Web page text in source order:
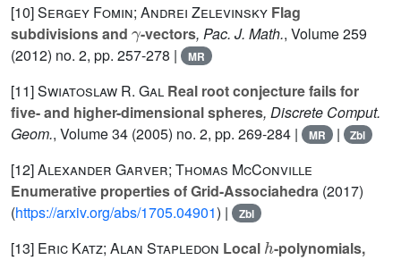
[10]Sergey Fomin; Andrei Zelevinsky Flag
subdivisions and
γ
-vectors, Pac. J. Math., Volume 259
(2012) no. 2, pp. 257-278 |
MR
[11]Swiatoslaw R. Gal Real root conjecture fails for
five- and higher-dimensional spheres, Discrete Comput.
Geom., Volume 34 (2005) no. 2, pp. 269-284 | MR | Zbl
[12]Alexander Garver; Thomas McConville
Enumerative properties of Grid-Associahedra (2017)
(https://arxiv.org/abs/1705.04901) | Zbl
[13] Eric Katz; Alan Stapledon Local
-polynomials,